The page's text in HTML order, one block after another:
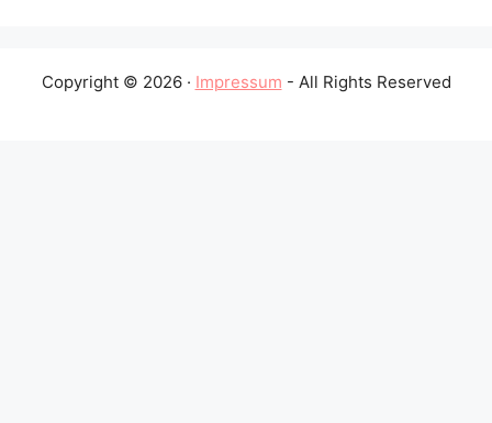
Copyright © 2026 · Impressum - All Rights Reserved